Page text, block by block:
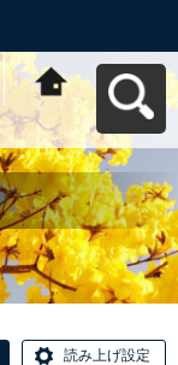
八王子ｺﾐｭﾆﾃｨ活
動応援ｻｲﾄ はち
コミねっとへ戻
る
読み上げ設定